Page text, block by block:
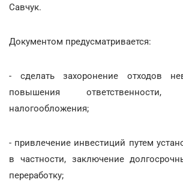
Савчук.
Документом предусматривается:
- сделать захоронение отходов
повышения
налогообложения;
- привлечение инвестиций путем
в частности, заключение
переработку;